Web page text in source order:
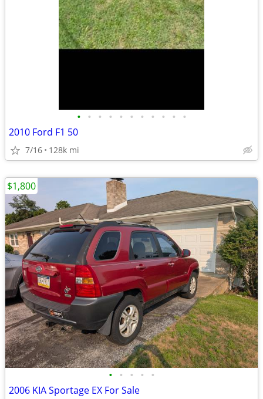
• • • • • • • • • • •
2010 Ford F1 50
7/16 128k mi
• • • • •
2006 KIA Sportage EX For Sale
$1,800